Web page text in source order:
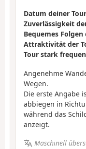
Datum deiner Tour
Zuverlässigkeit
Bequemes Folgen
Attraktivität der
Tour stark
Angenehme
Wegen.
Die erste Angabe
abbiegen in
während das
anzeigt.
Maschinell